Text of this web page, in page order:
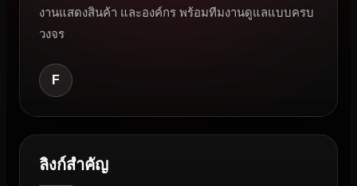
งานแสดงสินค้า และองค์กร พร้อมทีมงานดูแลแบบครบ
วงจร
F
ลิงก์สำคัญ